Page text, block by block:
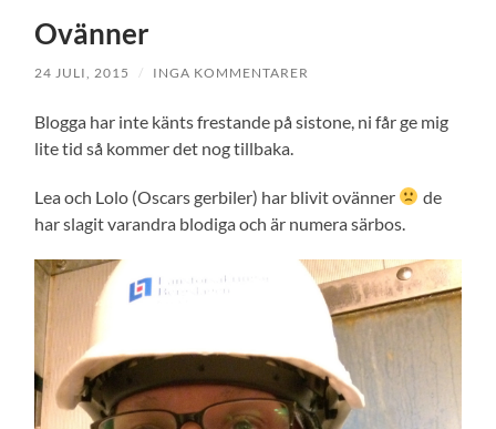
Ovänner
24 JULI, 2015 / INGA KOMMENTARER
Blogga har inte känts frestande på sistone, ni får ge mig
lite tid så kommer det nog tillbaka.
Lea och Lolo (Oscars gerbiler) har blivit ovänner
de
har slagit varandra blodiga och är numera särbos.